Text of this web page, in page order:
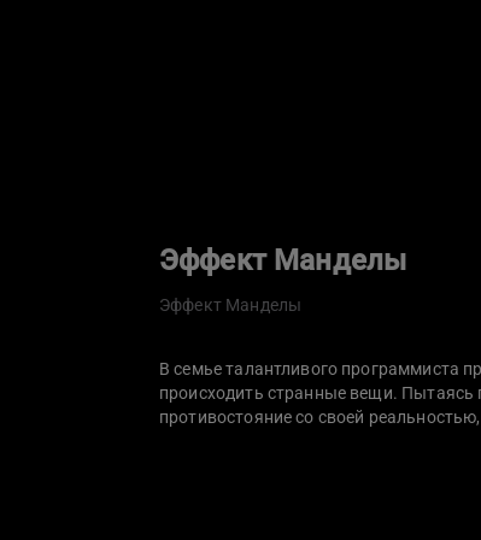
Эффект Манделы
Эффект Манделы
В семье талантливого программиста
происходить странные вещи. Пытаясь
противостояние со своей